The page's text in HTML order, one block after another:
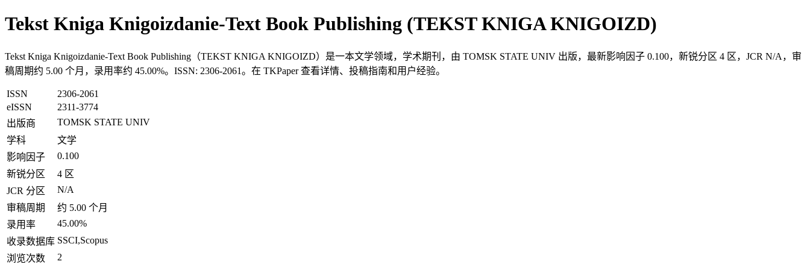
Tekst Kniga Knigoizdanie-Text Book Publishing (TEKST KNIGA KNIGOIZD)
Tekst Kniga Knigoizdanie-Text Book Publishing（TEKST KNIGA KNIGOIZD）是一本文学领域，学术期刊，由 TOMSK STATE UNIV 出版，最新影响因子 0.100，新锐分区 4 区，JCR N/A，审
稿周期约 5.00 个月，录用率约 45.00%。ISSN: 2306-2061。在 TKPaper 查看详情、投稿指南和用户经验。
ISSN
2306-2061
eISSN
2311-3774
出版商
TOMSK STATE UNIV
学科
文学
影响因子
0.100
新锐分区
4 区
JCR 分区
N/A
审稿周期
约 5.00 个月
录用率
45.00%
收录数据库 SSCI,Scopus
浏览次数
2